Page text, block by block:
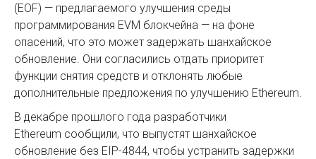
(EOF) — предлагаемого улучшения среды
программирования EVM блокчейна — на фоне
опасений, что это может задержать шанхайское
обновление. Они согласились отдать приоритет
функции снятия средств и отклонять любые
дополнительные предложения по улучшению Ethereum.
В декабре прошлого года разработчики
Ethereum сообщили, что выпустят шанхайское
обновление без EIP-4844, чтобы устранить задержки